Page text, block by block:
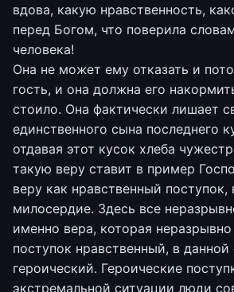
вдова, какую нравственность,
перед Богом, что поверила
человека!
Она не может ему отказать и
гость, и она должна его
стоило. Она фактически лишает
единственного сына последнего
отдавая этот кусок хлеба
такую веру ставит в пример
веру как нравственный поступок,
милосердие. Здесь все
именно вера, которая
поступок нравственный, в данной
героический. Героические
экстремальной ситуации люди